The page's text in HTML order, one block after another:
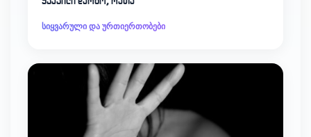
სიყვარული და ურთიერთობები